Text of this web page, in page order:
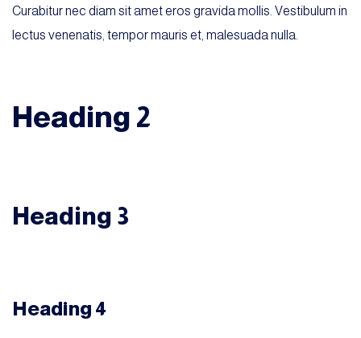
Curabitur nec diam sit amet eros gravida mollis. Vestibulum in
lectus venenatis, tempor mauris et, malesuada nulla.
Heading 2
Heading 3
Heading 4